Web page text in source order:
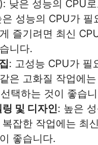
낮은 성능의 CPU
은 성능의 CPU가 필
즐기려면 최신
니다.
: 고성능 CPU가 필
은 고화질 작업에
택하는 것이 좋습
및 디자인: 높은
복잡한 작업에는 최
좋습니다.